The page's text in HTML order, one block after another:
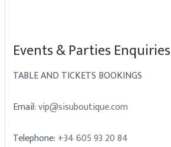
Events & Parties Enquiries
TABLE AND TICKETS BOOKINGS
Email:vip@sisuboutique.com
Telephone: +34 605 93 20 84